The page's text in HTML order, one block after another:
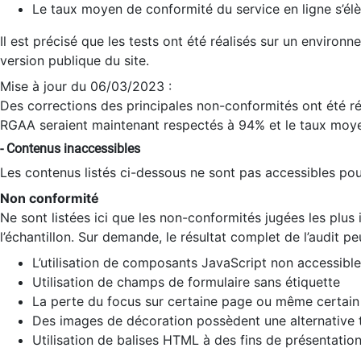
Le taux moyen de conformité du service en ligne
Il est précisé que les tests ont été réalisés sur un
version publique du site.
Mise à jour du 06/03/2023 :
Des corrections des principales non-conformités ont été
RGAA seraient maintenant respectés à 94% et le taux
- Contenus inaccessibles
Les contenus listés ci-dessous ne sont pas accessibles
Non conformité
Ne sont listées ici que les non-conformités jugées les
l’échantillon. Sur demande, le résultat complet de l’audit
L’utilisation de composants JavaScript non
Utilisation de champs de formulaire sans étiquette
La perte du focus sur certaine page ou même
Des images de décoration possèdent une alternative
Utilisation de balises HTML à des fins de